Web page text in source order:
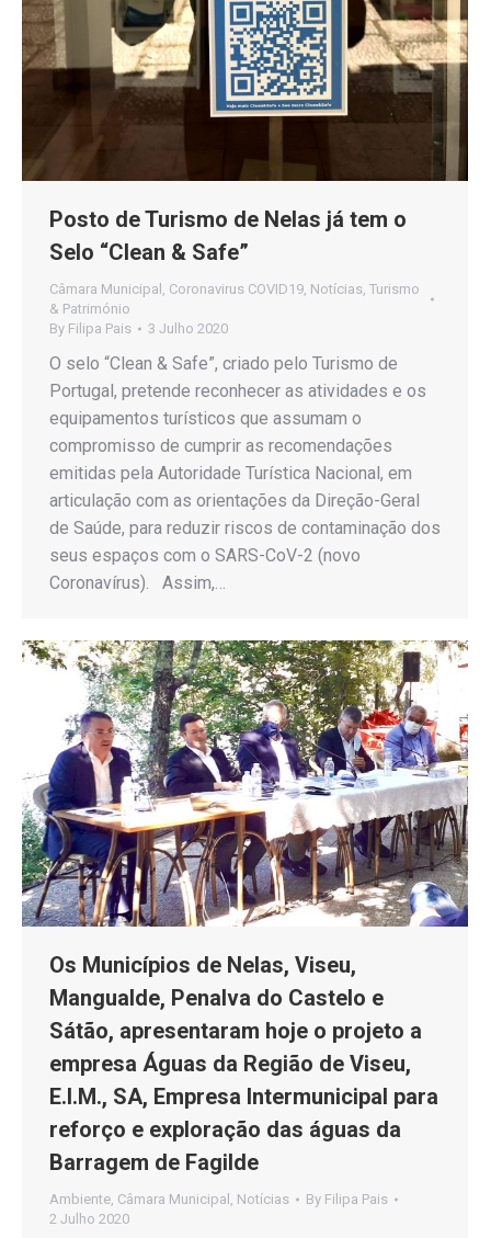
Posto de Turismo de Nelas já tem o
Selo “Clean & Safe”
Câmara Municipal Coronavirus COVID19 Notícias Turismo
& Património
By Filipa Pais 3 Julho 2020
O selo “Clean & Safe”, criado pelo Turismo de
Portugal, pretende reconhecer as atividades e os
equipamentos turísticos que assumam o
compromisso de cumprir as recomendações
emitidas pela Autoridade Turística Nacional, em
articulação com as orientações da Direção-Geral
de Saúde, para reduzir riscos de contaminação dos
seus espaços com o SARS-CoV-2 (novo
Coronavírus). Assim,…
Os Municípios de Nelas, Viseu,
Mangualde, Penalva do Castelo e
Sátão, apresentaram hoje o projeto a
empresa Águas da Região de Viseu,
E.I.M., SA, Empresa Intermunicipal para
reforço e exploração das águas da
Barragem de Fagilde
Ambiente, Câmara Municipal , Notícias By Filipa Pais
2 Julho 2020